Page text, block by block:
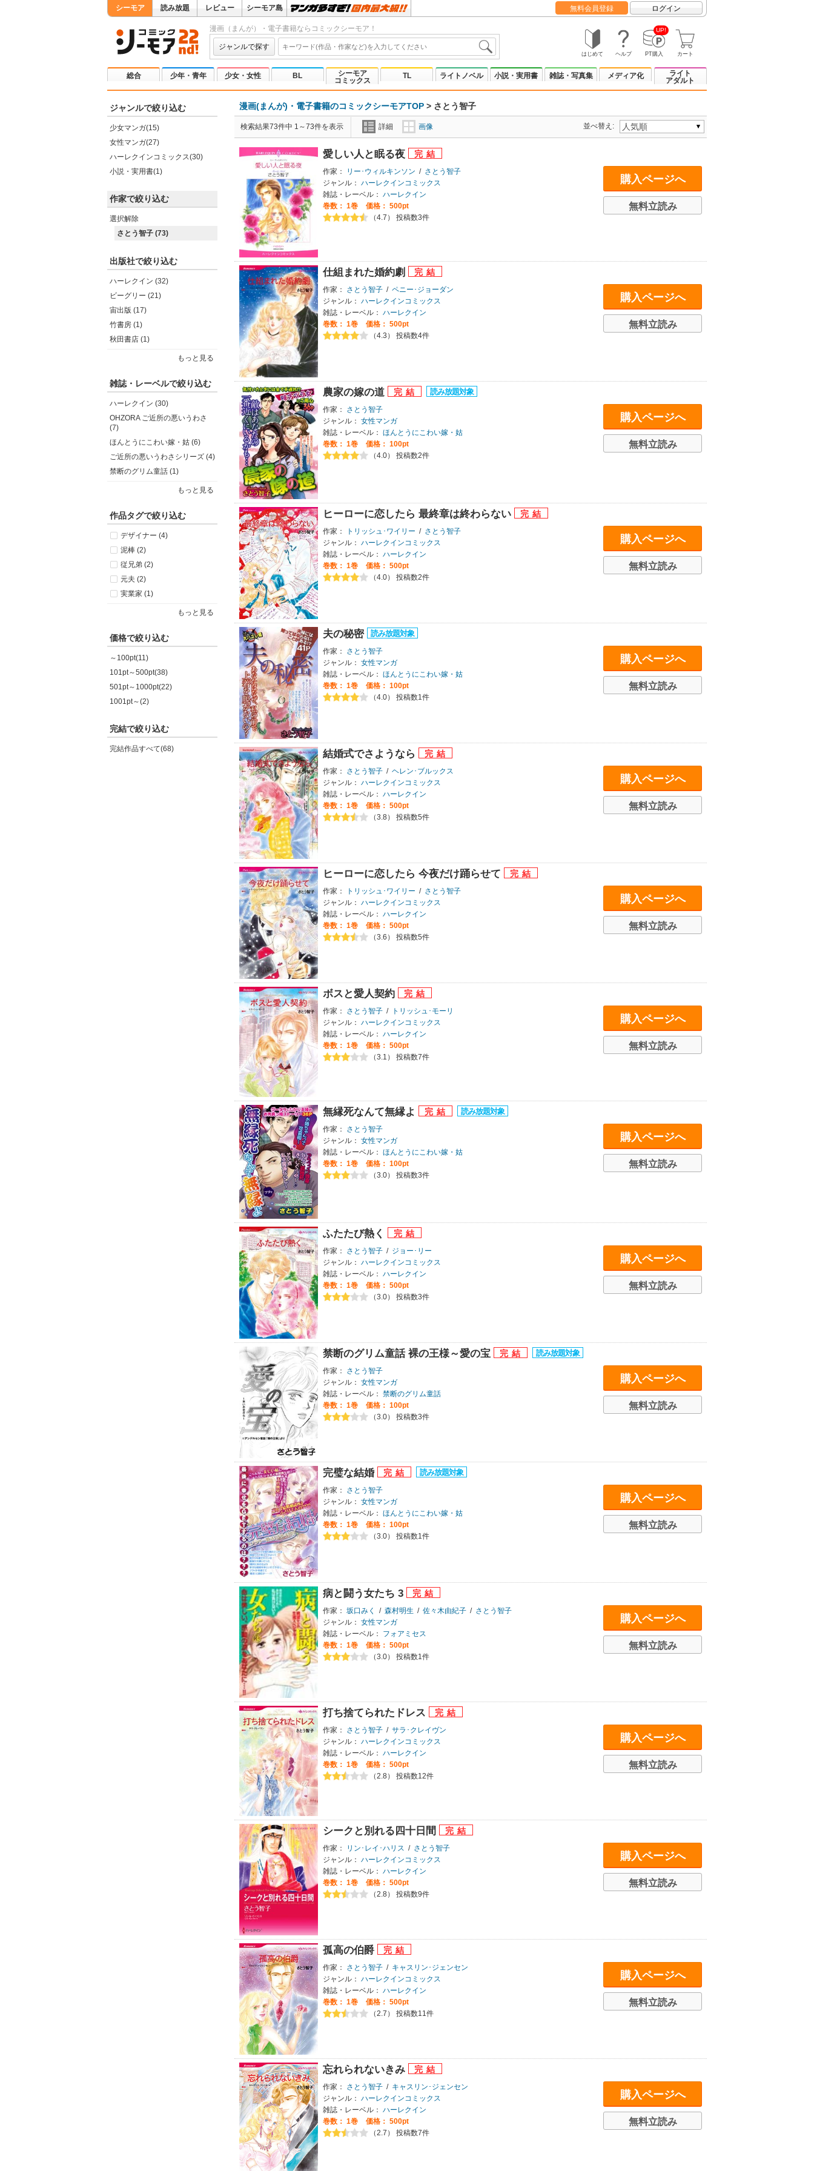
シーモア 読み放題 レビュー シーモア島 無料会員登録 ログイン
漫画（まんが）・電子書籍ならコミックシーモア！
ジャンルで探す
はじめて ヘルプ
UP!
PT購入 カート
総合 少年・青年 少女・女性 BL
シーモア
コミックス
TL ライトノベル 小説・実用書 雑誌・写真集 メディア化
ライト
アダルト
ジャンルで絞り込む
少女マンガ(15)
女性マンガ(27)
ハーレクインコミックス(30)
小説・実用書(1)
作家で絞り込む
選択解除
さとう智子 (73)
出版社で絞り込む
ハーレクイン (32)
ビーグリー (21)
宙出版 (17)
竹書房 (1)
秋田書店 (1)
もっと見る
雑誌・レーベルで絞り込む
ハーレクイン (30)
OHZORA ご近所の悪いうわさ
(7)
ほんとうにこわい嫁・姑 (6)
ご近所の悪いうわさシリーズ (4)
禁断のグリム童話 (1)
もっと見る
作品タグで絞り込む
デザイナー (4)
泥棒 (2)
従兄弟 (2)
元夫 (2)
実業家 (1)
もっと見る
価格で絞り込む
～100pt(11)
101pt～500pt(38)
501pt～1000pt(22)
1001pt～(2)
完結で絞り込む
完結作品すべて(68)
漫画(まんが)・電子書籍のコミックシーモアTOP > さとう智子
検索結果73件中 1～73件を表示 詳細 画像 並べ替え:
愛しい人と眠る夜
作家： リー･ウィルキンソン / さとう智子
ジャンル： ハーレクインコミックス
雑誌・レーベル： ハーレクイン
巻数： 1巻
価格： 500pt
（4.7） 投稿数3件
購入ページへ
無料立読み
仕組まれた婚約劇
作家： さとう智子 / ペニー･ジョーダン
ジャンル： ハーレクインコミックス
雑誌・レーベル： ハーレクイン
巻数： 1巻
価格： 500pt
（4.3） 投稿数4件
購入ページへ
無料立読み
農家の嫁の道
作家：
さとう智子
ジャンル： 女性マンガ
雑誌・レーベル： ほんとうにこわい嫁・姑
巻数： 1巻
価格： 100pt
（4.0） 投稿数2件
購入ページへ
無料立読み
ヒーローに恋したら 最終章は終わらない
作家： トリッシュ･ワイリー / さとう智子
ジャンル： ハーレクインコミックス
雑誌・レーベル： ハーレクイン
巻数： 1巻
価格： 500pt
（4.0） 投稿数2件
購入ページへ
無料立読み
夫の秘密
作家：
さとう智子
ジャンル： 女性マンガ
雑誌・レーベル： ほんとうにこわい嫁・姑
巻数： 1巻
価格： 100pt
（4.0） 投稿数1件
購入ページへ
無料立読み
結婚式でさようなら
作家： さとう智子 / ヘレン･ブルックス
ジャンル： ハーレクインコミックス
雑誌・レーベル： ハーレクイン
巻数： 1巻
価格： 500pt
（3.8） 投稿数5件
購入ページへ
無料立読み
ヒーローに恋したら 今夜だけ踊らせて
作家： トリッシュ･ワイリー / さとう智子
ジャンル： ハーレクインコミックス
雑誌・レーベル： ハーレクイン
巻数： 1巻
価格： 500pt
（3.6） 投稿数5件
購入ページへ
無料立読み
ボスと愛人契約
作家： さとう智子 /
トリッシュ･モーリ
ジャンル： ハーレクインコミックス
雑誌・レーベル： ハーレクイン
巻数： 1巻
価格： 500pt
（3.1） 投稿数7件
購入ページへ
無料立読み
無縁死なんて無縁よ
作家：
さとう智子
ジャンル： 女性マンガ
雑誌・レーベル： ほんとうにこわい嫁・姑
巻数： 1巻
価格： 100pt
（3.0） 投稿数3件
購入ページへ
無料立読み
ふたたび熱く
作家： さとう智子 / ジョー･リー
ジャンル： ハーレクインコミックス
雑誌・レーベル： ハーレクイン
巻数： 1巻
価格： 500pt
（3.0） 投稿数3件
購入ページへ
無料立読み
禁断のグリム童話 裸の王様～愛の宝
作家：
さとう智子
ジャンル： 女性マンガ
雑誌・レーベル： 禁断のグリム童話
巻数： 1巻
価格： 100pt
（3.0） 投稿数3件
購入ページへ
無料立読み
完璧な結婚
作家：
さとう智子
ジャンル： 女性マンガ
雑誌・レーベル： ほんとうにこわい嫁・姑
巻数： 1巻
価格： 100pt
（3.0） 投稿数1件
購入ページへ
無料立読み
病と闘う女たち 3
作家： 坂口みく / 森村明生 / 佐々木由紀子 / さとう智子
ジャンル： 女性マンガ
雑誌・レーベル：
フォアミセス
巻数： 1巻
価格： 500pt
（3.0） 投稿数1件
購入ページへ
無料立読み
打ち捨てられたドレス
作家： さとう智子 / サラ･クレイヴン
ジャンル： ハーレクインコミックス
雑誌・レーベル： ハーレクイン
巻数： 1巻
価格： 500pt
（2.8） 投稿数12件
購入ページへ
無料立読み
シークと別れる四十日間
作家： リン･レイ･ハリス / さとう智子
ジャンル： ハーレクインコミックス
雑誌・レーベル： ハーレクイン
巻数： 1巻
価格： 500pt
（2.8） 投稿数9件
購入ページへ
無料立読み
孤高の伯爵
作家： さとう智子 / キャスリン･ジェンセン
ジャンル： ハーレクインコミックス
雑誌・レーベル： ハーレクイン
巻数： 1巻
価格： 500pt
（2.7） 投稿数11件
購入ページへ
無料立読み
忘れられないきみ
作家： さとう智子 / キャスリン･ジェンセン
ジャンル： ハーレクインコミックス
雑誌・レーベル： ハーレクイン
巻数： 1巻
価格： 500pt
（2.7） 投稿数7件
購入ページへ
無料立読み